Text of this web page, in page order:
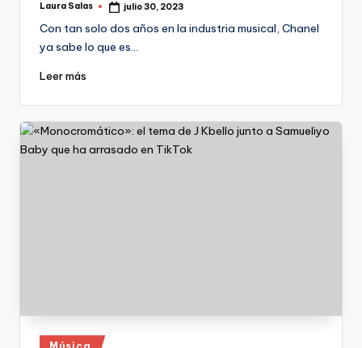
Publicado
Laura Salas julio 30, 2023
Con tan solo dos años en la industria musical, Chanel
ya sabe lo que es…
Leer más
Publicado